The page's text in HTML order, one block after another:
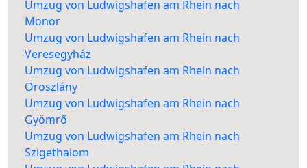
Umzug von Ludwigshafen am Rhein nach
Monor
Umzug von Ludwigshafen am Rhein nach
Veresegyház
Umzug von Ludwigshafen am Rhein nach
Oroszlány
Umzug von Ludwigshafen am Rhein nach
Gyömrő
Umzug von Ludwigshafen am Rhein nach
Szigethalom